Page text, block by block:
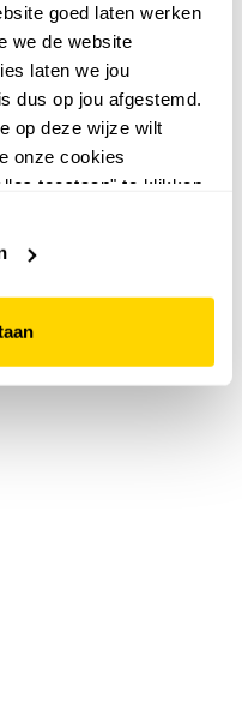
goed laten werken
we de website
laten we jou
dus op jou afgestemd.
op deze wijze wilt
onze cookies
toestaan" te klikken.